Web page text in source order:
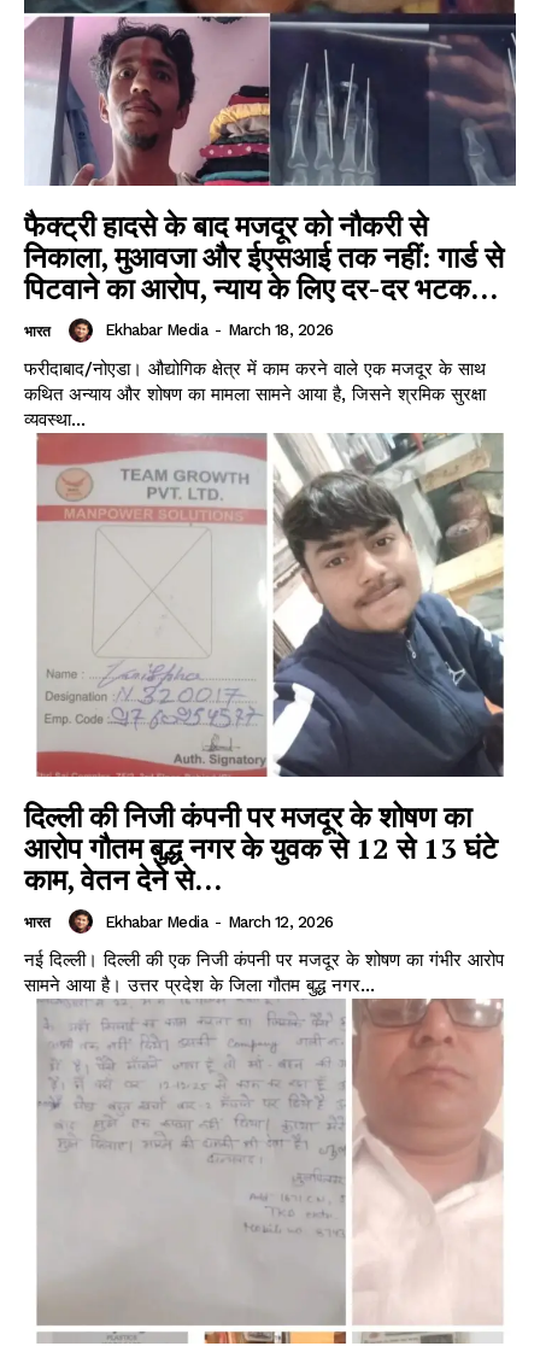
News Week
Magazine PRO
फैक्ट्री हादसे के बाद मजदूर को नौकरी से
निकाला, मुआवजा और ईएसआई तक नहीं: गार्ड से
पिटवाने का आरोप, न्याय के लिए दर-दर भटक...
भारत Ekhabar Media - March 18, 2026
फरीदाबाद/नोएडा। औद्योगिक क्षेत्र में काम करने वाले एक मजदूर के साथ
कथित अन्याय और शोषण का मामला सामने आया है, जिसने श्रमिक सुरक्षा
व्यवस्था...
दिल्ली की निजी कंपनी पर मजदूर के शोषण का
आरोप गौतम बुद्ध नगर के युवक से 12 से 13 घंटे
काम, वेतन देने से...
भारत Ekhabar Media - March 12, 2026
नई दिल्ली। दिल्ली की एक निजी कंपनी पर मजदूर के शोषण का गंभीर आरोप
सामने आया है। उत्तर प्रदेश के जिला गौतम बुद्ध नगर...